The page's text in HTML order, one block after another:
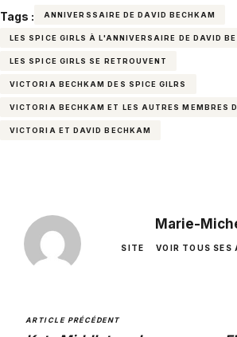
Tags : ANNIVERSSAIRE DE DAVID BECHKAM
LES SPICE GIRLS À L'ANNIVERSAIRE DE DAVID
LES SPICE GIRLS SE RETROUVENT
VICTORIA BECHKAM DES SPICE GILRS
VICTORIA BECHKAM ET LES AUTRES MEMBRES
VICTORIA ET DAVID BECHKAM
Marie-
SITE VOIR TOUS SES
ARTICLE PRÉCÉDENT